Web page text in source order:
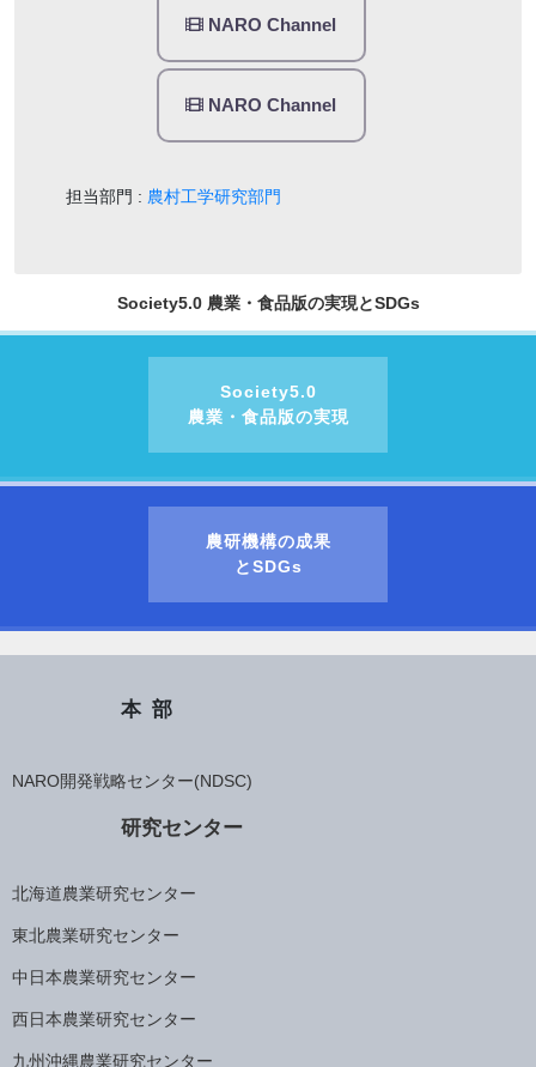
NARO Channel
NARO Channel
担当部門 : 農村工学研究部門
Society5.0 農業・食品版の実現とSDGs
Society5.0
農業・食品版の実現
農研機構の成果
とSDGs
本部
NARO開発戦略センター(NDSC)
研究センター
北海道農業研究センター
東北農業研究センター
中日本農業研究センター
西日本農業研究センター
九州沖縄農業研究センター